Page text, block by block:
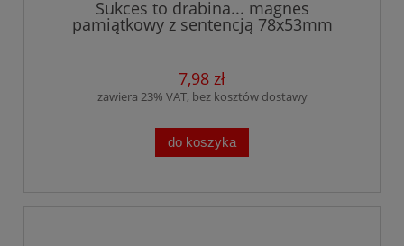
Sukces to drabina... magnes
pamiątkowy z sentencją 78x53mm
7,98 zł
zawiera 23% VAT, bez kosztów dostawy
do koszyka